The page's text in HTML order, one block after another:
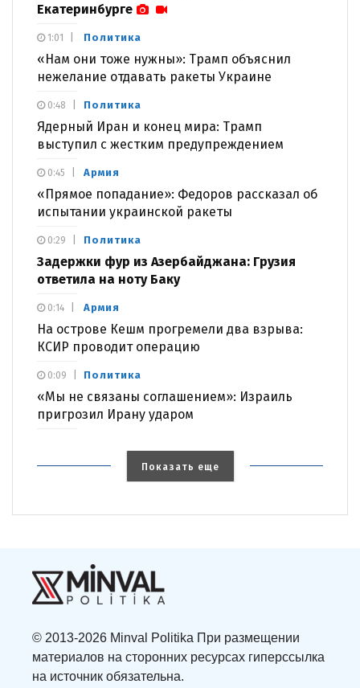
Екатеринбурге
Политика
«Нам они тоже нужны»: Трамп объяснил
нежелание отдавать ракеты Украине
1:01
Политика
Ядерный Иран и конец мира: Трамп
выступил с жестким предупреждением
0:48
Армия
«Прямое попадание»: Федоров рассказал об
испытании украинской ракеты
0:45
Политика
Задержки фур из Азербайджана: Грузия
ответила на ноту Баку
0:29
Армия
На острове Кешм прогремели два взрыва:
КСИР проводит операцию
0:14
Политика
«Мы не связаны соглашением»: Израиль
пригрозил Ирану ударом
0:09
Показать еще
© 2013-2026 Minval Politika При размещении
материалов на сторонних ресурсах гиперссылка
на источник обязательна.